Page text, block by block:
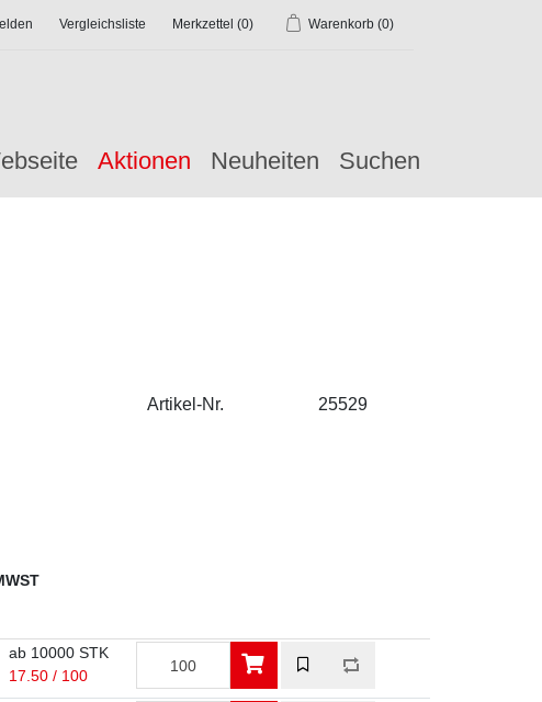
Vergleichsliste Merkzettel (0) Warenkorb (0)
Aktionen Neuheiten Suchen
Artikel-Nr. 25529
ab 10000 STK
17.50 / 100